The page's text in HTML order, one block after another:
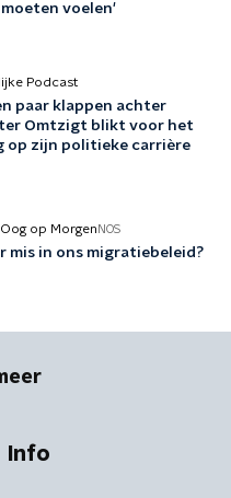
moeten voelen'
Podcast
paar klappen achter
Omtzigt blikt voor het
op zijn politieke carrière
op Morgen NOS
mis in ons migratiebeleid?
Info